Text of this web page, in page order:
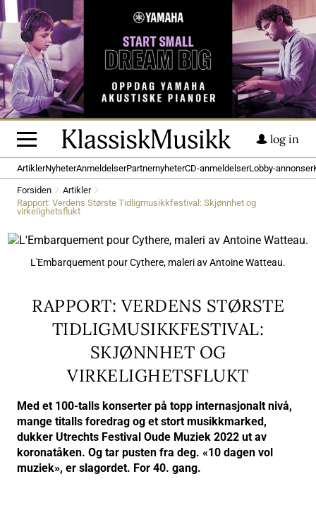
log in
ArtiklerNyheterAnmeldelserPartnernyheterCD-anmeldelserLobby-annonser
Forsiden
Artikler
Rapport: Verdens Største Tidligmusikkfestival: Skjønnhet og
virkelighetsflukt
L'Embarquement pour Cythere, maleri av Antoine Watteau.
RAPPORT: VERDENS STØRSTE
TIDLIGMUSIKKFESTIVAL:
SKJØNNHET OG
VIRKELIGHETSFLUKT
Med et 100-talls konserter på topp internasjonalt nivå,
mange titalls foredrag og et stort musikkmarked,
dukker Utrechts Festival Oude Muziek 2022 ut av
koronatåken. Og tar pusten fra deg. «10 dagen vol
muziek», er slagordet. For 40. gang.